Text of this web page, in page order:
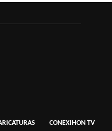
CONEXIHON TV